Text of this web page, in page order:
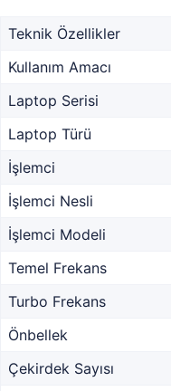
Teknik Özellikler
Kullanım Amacı
Laptop Serisi
Laptop Türü
İşlemci
İşlemci Nesli
İşlemci Modeli
Temel Frekans
Turbo Frekans
Önbellek
Çekirdek Sayısı